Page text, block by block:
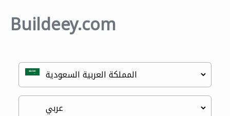
Buildeey.com